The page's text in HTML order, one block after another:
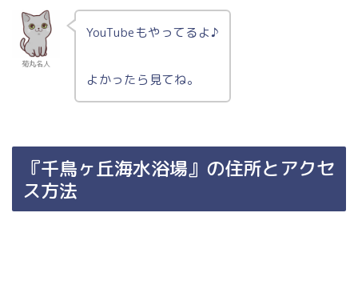
菊丸名人
YouTubeもやってるよ♪
よかったら見てね。
『千鳥ヶ丘海水浴場』の住所とアクセ
ス方法